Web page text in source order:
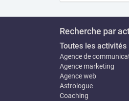
Recherche par
Toutes les activités
Agence de
Agence marketing
Agence web
Astrologue
Coaching